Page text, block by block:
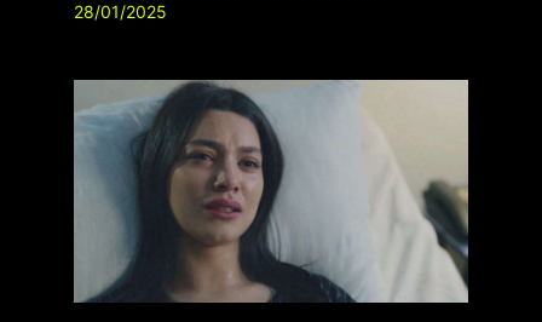
28/01/2025